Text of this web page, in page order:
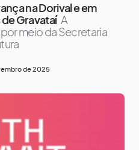
na Dorival e em
Gravataí A
meio da Secretaria
de 2025